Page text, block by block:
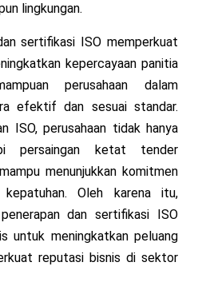
lingkungan.
sertifikasi ISO memperkuat
kepercayaan panitia
perusahaan dalam
efektif dan sesuai standar.
ISO, perusahaan tidak hanya
persaingan ketat tender
menunjukkan komitmen
Oleh karena itu,
dan sertifikasi ISO
untuk meningkatkan peluang
reputasi bisnis di sektor